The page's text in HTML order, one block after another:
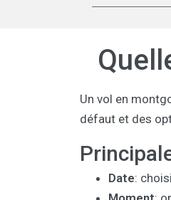
Un vol en
défaut et des
Date: